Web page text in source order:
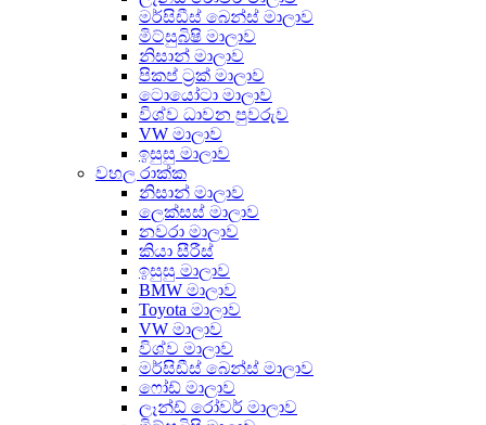
මර්සිඩීස් බෙන්ස් මාලාව
මිට්සුබිෂි මාලාව
නිසාන් මාලාව
පිකප් ට්‍රක් මාලාව
ටොයෝටා මාලාව
විශ්ව ධාවන පුවරුව
VW මාලාව
ඉසුසු මාලාව
වහල රාක්ක
නිසාන් මාලාව
ලෙක්සස් මාලාව
නවරා මාලාව
කියා සීරීස්
ඉසුසු මාලාව
BMW මාලාව
Toyota මාලාව
VW මාලාව
විශ්ව මාලාව
මර්සිඩීස් බෙන්ස් මාලාව
ෆෝඩ් මාලාව
ලෑන්ඩ් රෝවර් මාලාව